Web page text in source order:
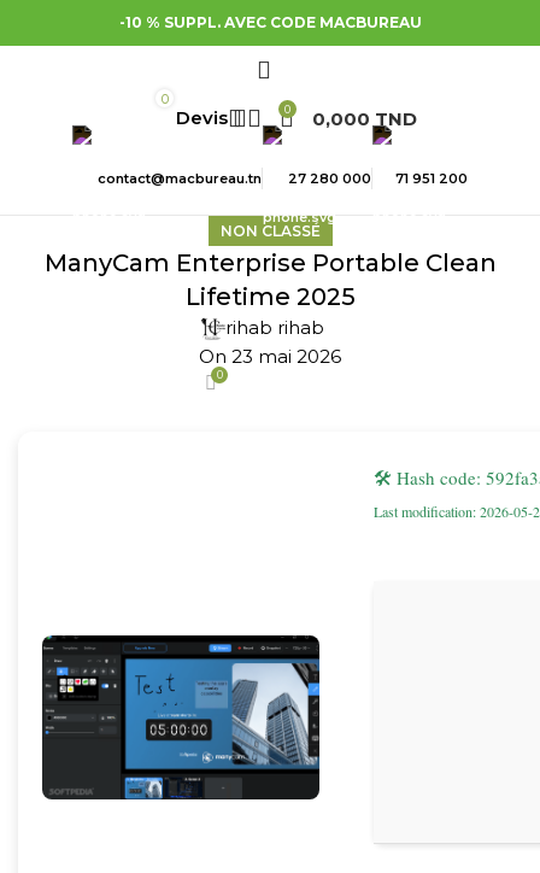
-10 % SUPPL. AVEC CODE MACBUREAU
0
0 0,000 TND
contact@macbureau.tn 27 280 000 71 951 200
NON CLASSÉ
ManyCam Enterprise Portable Clean
Lifetime 2025
rihab rihab
On 23 mai 2026
0
🛠 Hash code:
Last modification: 2026-05-